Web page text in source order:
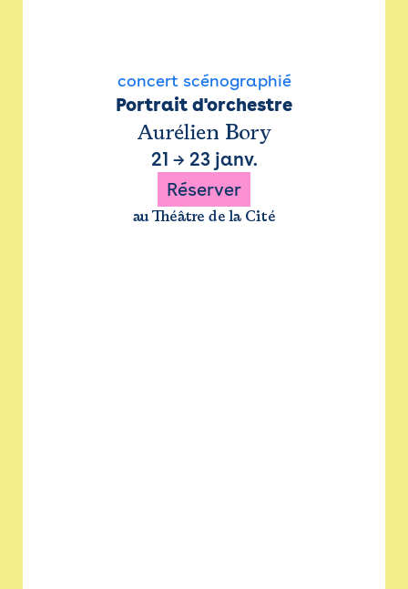
concert scénographié
Portrait d'orchestre
Aurélien Bory
21 → 23 janv.
Réserver
au Théâtre de la Cité